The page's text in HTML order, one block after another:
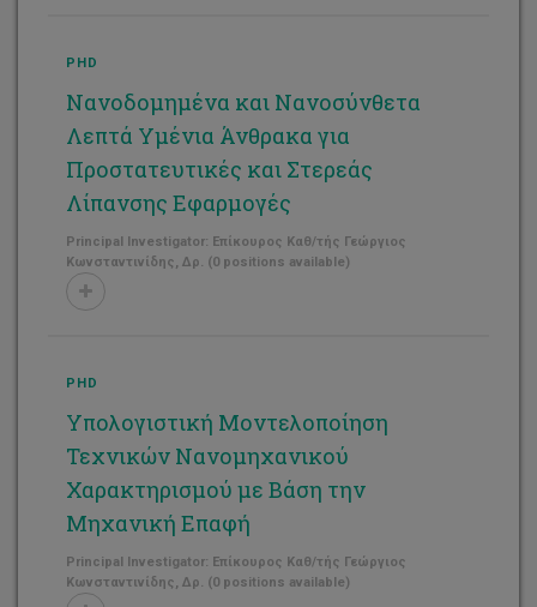
PHD
Νανοδομημένα και Νανοσύνθετα
Λεπτά Υμένια Άνθρακα για
Προστατευτικές και Στερεάς
Λίπανσης Εφαρμογές
Principal Investigator: Επίκουρος Καθ/τής Γεώργιος
Κωνσταντινίδης, Δρ. (0 positions available)
PHD
Υπολογιστική Μοντελοποίηση
Τεχνικών Νανομηχανικού
Χαρακτηρισμού με Βάση την
Μηχανική Επαφή
Principal Investigator: Επίκουρος Καθ/τής Γεώργιος
Κωνσταντινίδης, Δρ. (0 positions available)